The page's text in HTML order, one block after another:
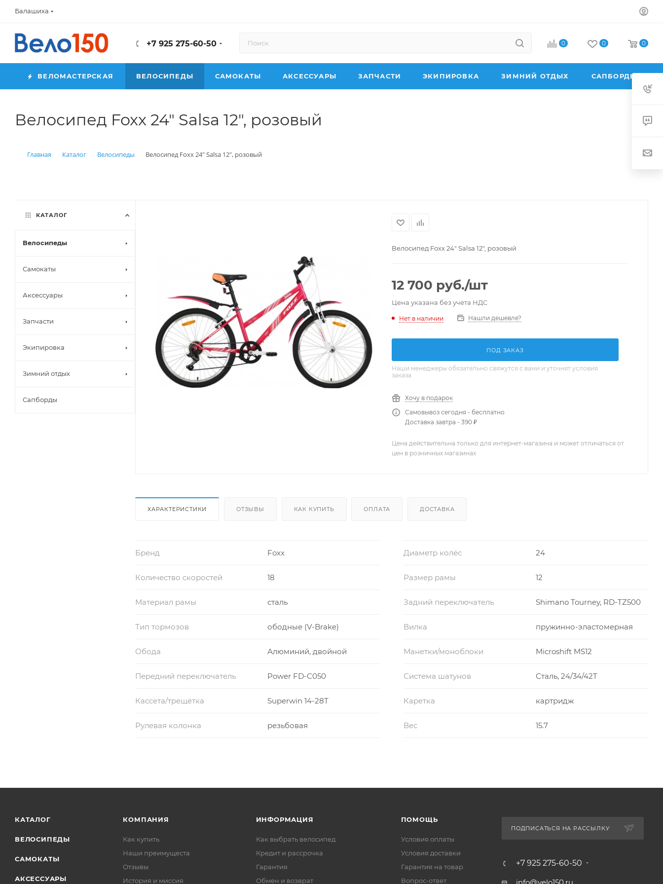
Балашиха
+7 925 275-60-50 0 0 0
ВЕЛОМАСТЕРСКАЯ ВЕЛОСИПЕДЫ САМОКАТЫ АКСЕССУАРЫ ЗАПЧАСТИ ЭКИПИРОВКА ЗИМНИЙ ОТДЫХ САПБОРДЫ
Велосипед Foxx 24" Salsa 12", розовый
Главная Каталог Велосипеды Велосипед Foxx 24" Salsa 12", розовый
Велосипед Foxx 24" Salsa 12", розовый
12 700 руб./шт
Цена указана без учета НДС
Нет в наличии Нашли дешевле?
ПОД ЗАКАЗ
Наши менеджеры обязательно свяжутся с вами и уточнят условия
заказа
Хочу в подарок
Самовывоз сегодня - бесплатно
Доставка завтра - 390 ₽
Цена действительна только для интернет-магазина и может отличаться от
цен в розничных магазинах
ХАРАКТЕРИСТИКИ ОТЗЫВЫ КАК КУПИТЬ ОПЛАТА ДОСТАВКА
Бренд Foxx Диаметр колёс 24
Количество скоростей 18 Размер рамы 12
Материал рамы сталь Задний переключатель Shimano Tourney, RD-TZ500
Тип тормозов ободные (V-Brake) Вилка пружинно-эластомерная
Обода Алюминий, двойной Манетки/моноблоки Microshift MS12
Передний переключатель Power FD-C050 Система шатунов Сталь, 24/34/42T
Кассета/трещётка Superwin 14-28T Каретка картридж
Рулевая колонка резьбовая Вес 15.7
КАТАЛОГ
Велосипеды
Самокаты
Аксессуары
Запчасти
Экипировка
Зимний отдых
Сапборды
КАТАЛОГ
ВЕЛОСИПЕДЫ
САМОКАТЫ
АКСЕССУАРЫ
КОМПАНИЯ
Как купить
Наши преимущеста
Отзывы
История и миссия
ИНФОРМАЦИЯ
Как выбрать велосипед
Кредит и рассрочка
Гарантия
Обмен и возврат
ПОМОЩЬ
Условия оплаты
Условия доставки
Гарантия на товар
Вопрос-ответ
ПОДПИСАТЬСЯ НА РАССЫЛКУ
+7 925 275-60-50